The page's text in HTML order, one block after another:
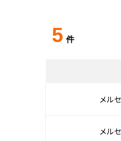
5 件
メル
メル